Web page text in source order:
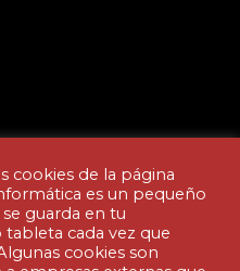
de privacidad
cookies de la página
es un pequeño
guarda en tu
cada vez que
cookies son